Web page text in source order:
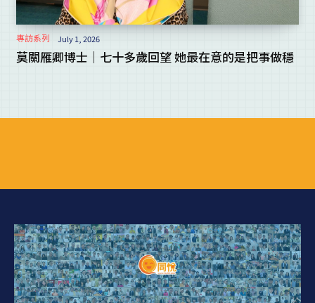
專訪系列 July 1, 2026
莫關雁卿博士｜七十多歲回望 她最在意的是把事做穩